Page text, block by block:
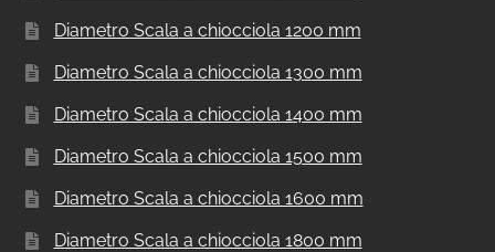
Diametro Scala a chiocciola 1200 mm
Diametro Scala a chiocciola 1300 mm
Diametro Scala a chiocciola 1400 mm
Diametro Scala a chiocciola 1500 mm
Diametro Scala a chiocciola 1600 mm
Diametro Scala a chiocciola 1800 mm